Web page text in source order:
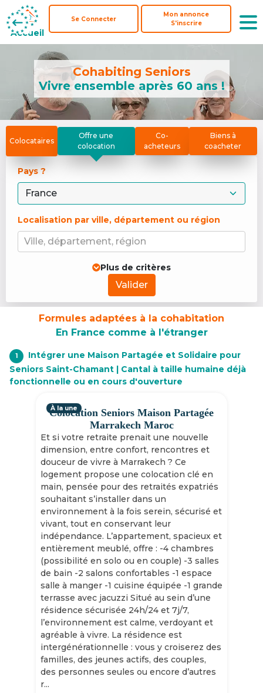
Accueil
Se Connecter
Mon annonce
S'inscrire
Accueil
Se Connecter
Mon annonce
S'inscrire
Cohabiting Seniors
Vivre ensemble après 60 ans !
Colocataires
Offre une
colocation
Co-
acheteurs
Biens à
coacheter
Pays ?
Localisation par ville, département ou région
Ville, département, région
Plus de critères
Valider
Formules adaptées à la cohabitation
En France comme à l'étranger
1
Intégrer une Maison Partagée et Solidaire pour
Seniors Saint-Chamant | Cantal à taille humaine déjà
fonctionnelle ou en cours d'ouverture
Colocation Seniors Maison Partagée
Marrakech Maroc
Et si votre retraite prenait une nouvelle
dimension, entre confort, rencontres et
douceur de vivre à Marrakech ? Ce
logement propose une colocation clé en
main, pensée pour des retraités expatriés
souhaitant s’installer dans un
environnement à la fois serein, sécurisé et
vivant, tout en conservant leur
indépendance. L’appartement, spacieux et
entièrement meublé, offre : -4 chambres
(possibilité en solo ou en couple) -3 salles
de bain -2 salons confortables -1 espace
salle à manger -1 cuisine équipée -1 grande
terrasse avec jacuzzi Situé au sein d’une
résidence sécurisée 24h/24 et 7j/7,
l’environnement est calme, verdoyant et
agréable à vivre. La résidence est
intergénérationnelle : vous y croiserez des
familles, des jeunes actifs, des couples,
des personnes seules ou encore d’autres
r...
À la une